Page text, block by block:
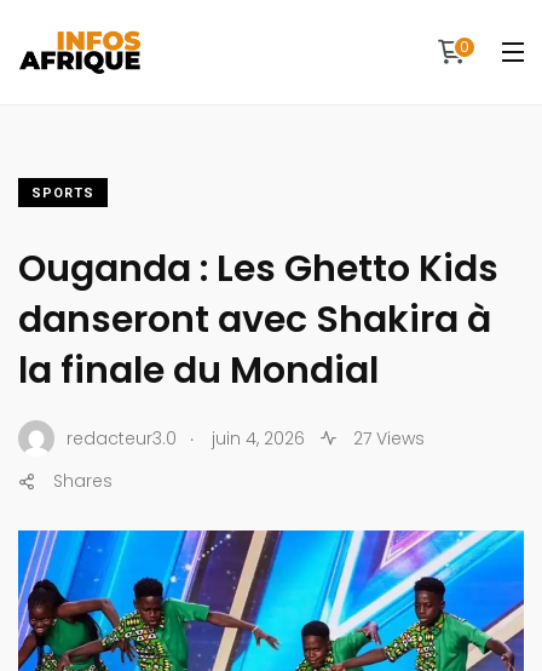
0
SPORTS
Ouganda : Les Ghetto Kids
danseront avec Shakira à
la finale du Mondial
redacteur3.0 . juin 4, 2026
27 Views
Shares